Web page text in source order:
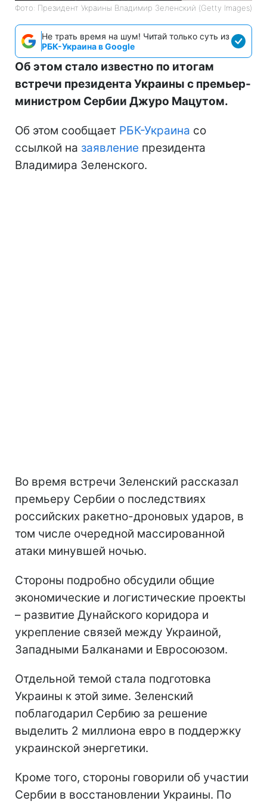
Фото: Президент Украины Владимир Зеленский (Getty Images)
Не трать время на шум! Читай только суть из
РБК-Украина в Google
Об этом стало известно по итогам
встречи президента Украины с премьер-
министром Сербии Джуро Мацутом.
Об этом сообщает РБК-Украина со
ссылкой на заявление президента
Владимира Зеленского.
Во время встречи Зеленский рассказал
премьеру Сербии о последствиях
российских ракетно-дроновых ударов, в
том числе очередной массированной
атаки минувшей ночью.
Стороны подробно обсудили общие
экономические и логистические проекты
– развитие Дунайского коридора и
укрепление связей между Украиной,
Западными Балканами и Евросоюзом.
Отдельной темой стала подготовка
Украины к этой зиме. Зеленский
поблагодарил Сербию за решение
выделить 2 миллиона евро в поддержку
украинской энергетики.
Кроме того, стороны говорили об участии
Сербии в восстановлении Украины. По